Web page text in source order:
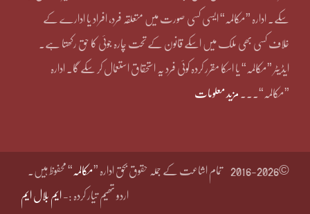
سکے۔ ادارہ ”مکالمہ“ ایسی کسی صورت میں متعلقہ فرد، افراد یا ادارے کے
خلاف کسی بھی ملک میں اسکے قانون کے تحت چارہ جوئی کا حق رکھتا ہے۔
ایڈیٹر ”مکالمہ“ یا اسکا مقرر کردہ کوئی فرد یہ استحقاق استعمال کر سکے گا۔ ادارہ
”مکالمہ“۔۔۔ مزید معلومات
©2016-2026 تمام اشاعت کے جملہ حقوق بحق ادارہ ”مکالمہ “ محفوظ ہیں۔
اردو تھیم تیار کردہ :- ایم بلال ایم